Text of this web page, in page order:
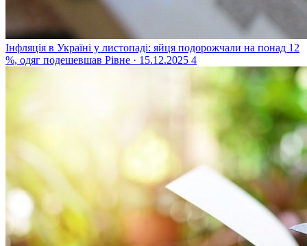
Інфляція в Україні у листопаді: яйця подорожчали на понад 12
%, одяг подешевшав Рівне · 15.12.2025 4